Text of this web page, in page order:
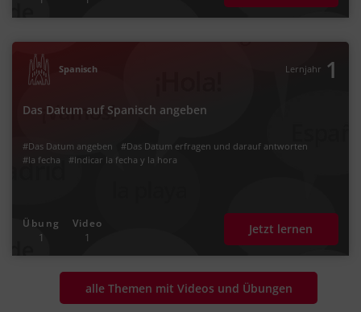
Spanisch Lernjahr 1
Das Datum auf Spanisch angeben
#Das Datum angeben
#Das Datum erfragen und darauf antworten
#la fecha
#Indicar la fecha y la hora
Übung
1
Video
1
Jetzt lernen
alle Themen mit Videos und Übungen